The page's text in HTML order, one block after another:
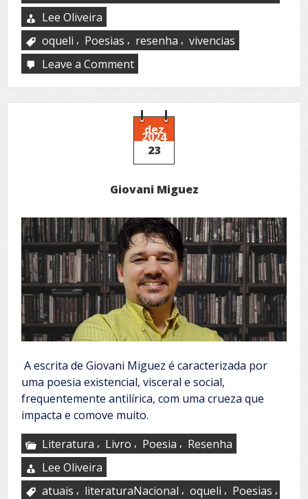
Lee Oliveira
oqueli , Poesias , resenha , vivencias
Leave a Commenton
de
capim
no
asfalto
dez
2024
23
Giovani Miguez
A escrita de Giovani Miguez é caracterizada por
uma poesia existencial, visceral e social,
frequentemente antilírica, com uma crueza que
impacta e comove muito.
Literatura , Livro , Poesia , Resenha
Lee Oliveira
atuais , literaturaNacional , oqueli , Poesias ,